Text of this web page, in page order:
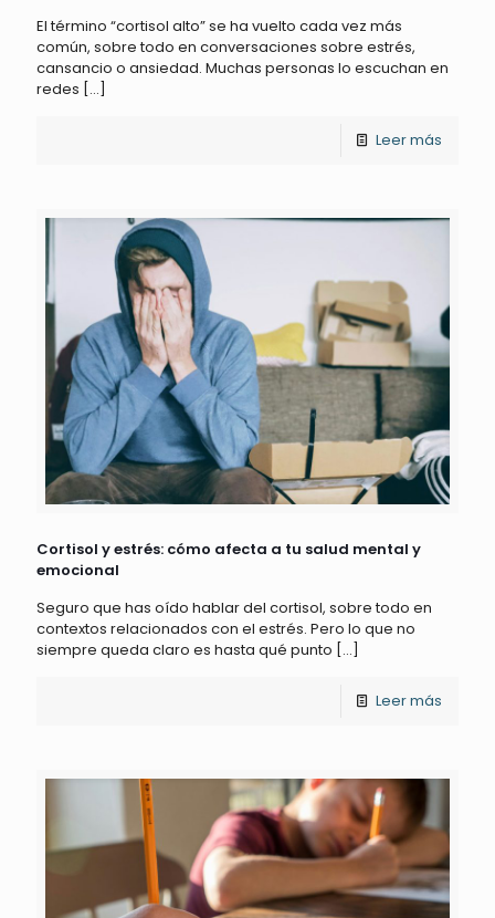
El término “cortisol alto” se ha vuelto cada vez más
común, sobre todo en conversaciones sobre estrés,
cansancio o ansiedad. Muchas personas lo escuchan en
redes […]
Leer más
Cortisol y estrés: cómo afecta a tu salud mental y
emocional
Seguro que has oído hablar del cortisol, sobre todo en
contextos relacionados con el estrés. Pero lo que no
siempre queda claro es hasta qué punto […]
Leer más